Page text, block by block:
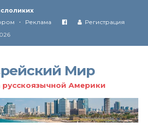
США с Ираном
Революции в Иране
• Реклама
Регистрация
Мир
русскоязычной Америки